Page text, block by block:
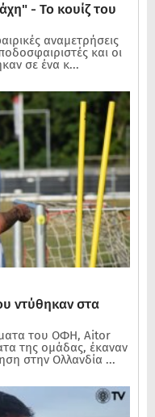
- Το κουίζ του
αναμετρήσεις
και οι
σε ένα κ...
ντύθηκαν στα
του ΟΦΗ, Aitor
της ομάδας, έκαναν
στην Ολλανδία ...